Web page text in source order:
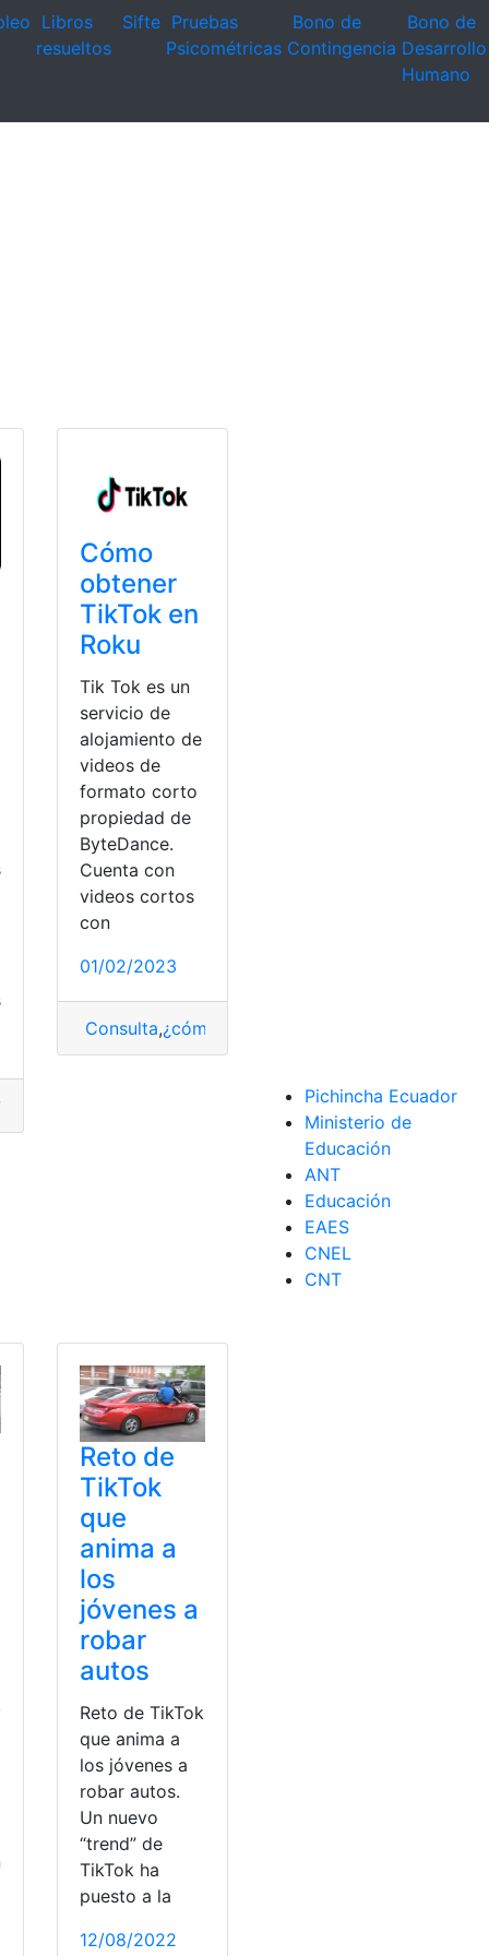
Libros
resueltos
Sifte Pruebas
Psicométricas
Bono de
Contingencia
Bono de
Desarrollo
Humano
Tik Tok,TikTok, vídeo de
Cómo
obtener
TikTok en
Roku
Tik Tok es un
servicio de
alojamiento de
videos de
formato corto
propiedad de
ByteDance.
Cuenta con
videos cortos
con
01/02/2023
Consulta,¿cómo lo hago?
Reto de
TikTok
que
anima a
los
jóvenes a
robar
autos
Reto de TikTok
que anima a
los jóvenes a
robar autos.
Un nuevo
“trend” de
TikTok ha
puesto a la
12/08/2022
Pichincha Ecuador
Ministerio de
Educación
ANT
Educación
EAES
CNEL
CNT